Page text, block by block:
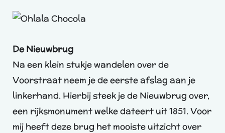
De Nieuwbrug
Na een klein stukje wandelen over de
Voorstraat neem je de eerste afslag aan je
linkerhand. Hierbij steek je de Nieuwbrug over,
een rijksmonument welke dateert uit 1851. Voor
mij heeft deze brug het mooiste uitzicht over